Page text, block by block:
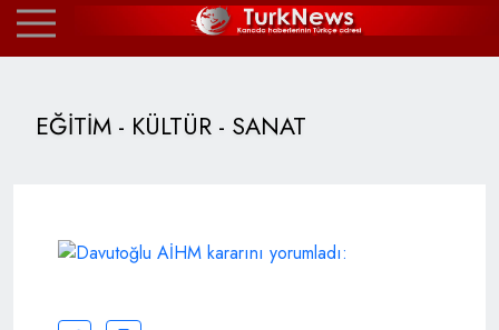
EĞİTİM - KÜLTÜR - SANAT